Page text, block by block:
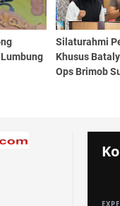
Silaturahmi
Khusus
Ops Brimob